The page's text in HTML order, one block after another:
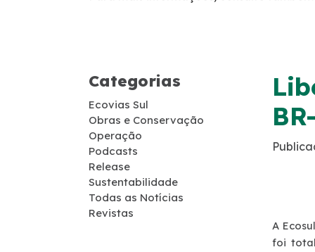
Telefone de Emergência
Cargas Especiais
Categorias
Ecovias Sul
Obras e Conservação
Operação
Podcasts
Release
Sustentabilidade
Todas as Notícias
Revistas
A
foi